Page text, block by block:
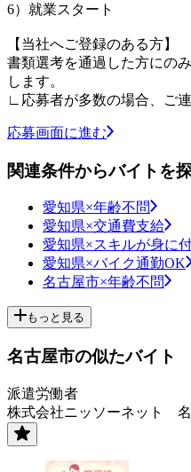
6）就業スタート
【当社へご登録のある方】
書類選考を通過した方にの
します。
∟応募者が多数の場合、ご
応募画面に進む
関連条件からバイトを
愛知県×年齢不問
愛知県×交通費支給
愛知県×スキルが身に付
愛知県×バイク通勤OK
名古屋市×年齢不問
もっと見る
名古屋市の似たバイト
派遣労働者
株式会社ニッソーネット 名